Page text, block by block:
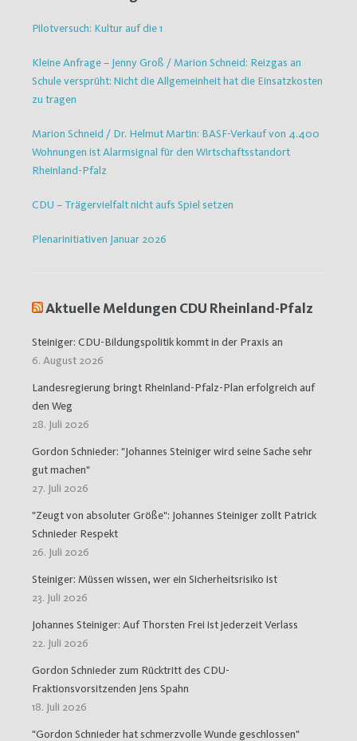
Pilotversuch: Kultur auf die 1
Kleine Anfrage – Jenny Groß / Marion Schneid: Reizgas an
Schule versprüht: Nicht die Allgemeinheit hat die Einsatzkosten
zu tragen
Marion Schneid / Dr. Helmut Martin: BASF-Verkauf von 4.400
Wohnungen ist Alarmsignal für den Wirtschaftsstandort
Rheinland-Pfalz
CDU – Trägervielfalt nicht aufs Spiel setzen
Plenarinitiativen Januar 2026
Aktuelle Meldungen CDU Rheinland-Pfalz
Steiniger: CDU-Bildungspolitik kommt in der Praxis an
6. August 2026
Landesregierung bringt Rheinland-Pfalz-Plan erfolgreich auf
den Weg
28. Juli 2026
Gordon Schnieder: "Johannes Steiniger wird seine Sache sehr
gut machen"
27. Juli 2026
"Zeugt von absoluter Größe": Johannes Steiniger zollt Patrick
Schnieder Respekt
26. Juli 2026
Steiniger: Müssen wissen, wer ein Sicherheitsrisiko ist
23. Juli 2026
Johannes Steiniger: Auf Thorsten Frei ist jederzeit Verlass
22. Juli 2026
Gordon Schnieder zum Rücktritt des CDU-
Fraktionsvorsitzenden Jens Spahn
18. Juli 2026
"Gordon Schnieder hat schmerzvolle Wunde geschlossen"